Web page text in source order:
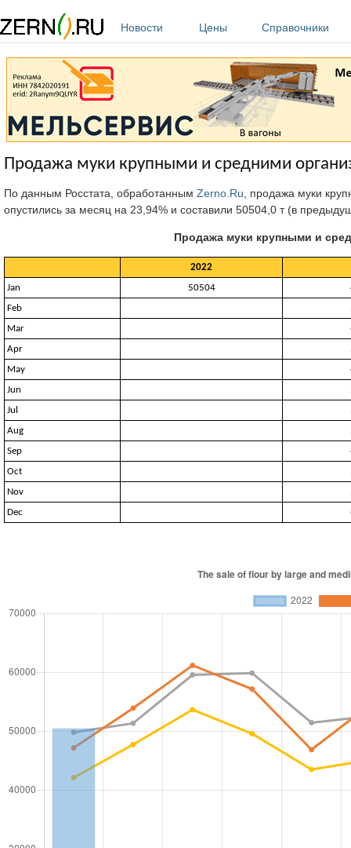
Новости
Цены Справочники
Продажа муки крупными и средними
По данным Росстата, обработанным Zerno.Ru , продажа муки
опустились за месяц на 23,94% и составили 50504,0 т (в
Продажа муки крупными и
2022
Jan
50504
Feb
Mar
Apr
May
Jun
Jul
Aug
Sep
Oct
Nov
Dec